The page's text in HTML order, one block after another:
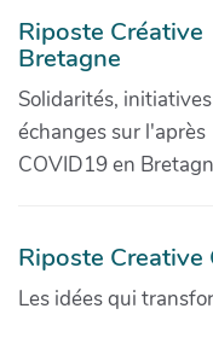
Riposte Créative
Bretagne
Solidarités,
échanges sur l'après
COVID19 en
Riposte Creative
Les idées qui